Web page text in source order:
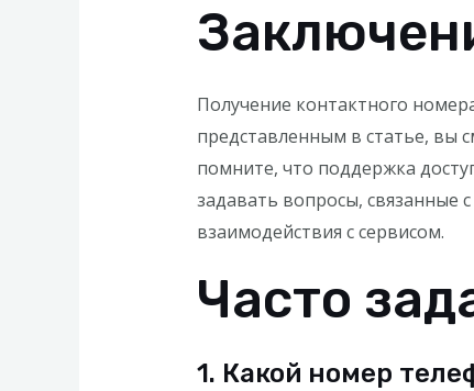
Получение контактного
представленным в статье, вы
помните, что поддержка
задавать вопросы,
взаимодействия с сервисом.
Часто
1. Какой номер